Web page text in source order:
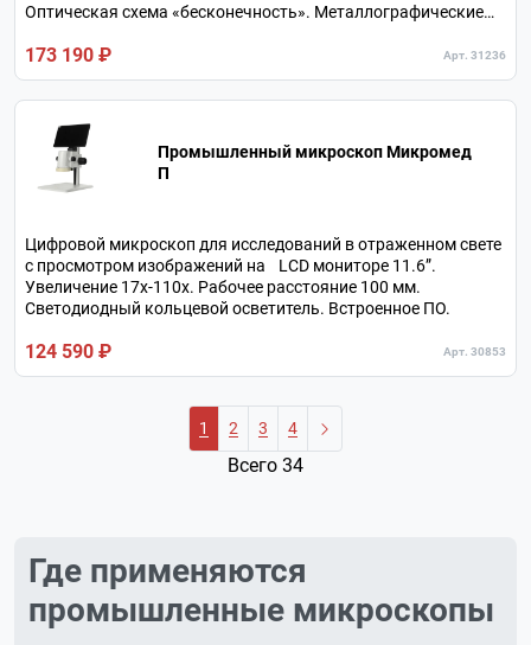
Оптическая схема «бесконечность». Металлографические
Тринокулярная визуальная насадка.
173 190 ₽ Арт. 31236
Промышленный микроскоп Микромед
П
Цифровой микроскоп для исследований в отраженном свете
с просмотром изображений на LCD мониторе 11.6”.
Увеличение 17х-110х. Рабочее расстояние 100 мм.
Светодиодный кольцевой осветитель. Встроенное ПО.
124 590 ₽ Арт. 30853
1 2 3 4
Всего 34
Где применяются
промышленные микроскопы